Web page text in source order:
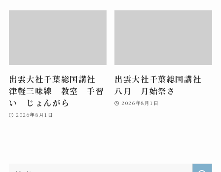
出雲大社千葉総国講社
津軽三味線 教室 手習
い じょんがら
2026年8月1日
出雲大社千葉総国講社
八月 月始祭さ
2026年8月1日